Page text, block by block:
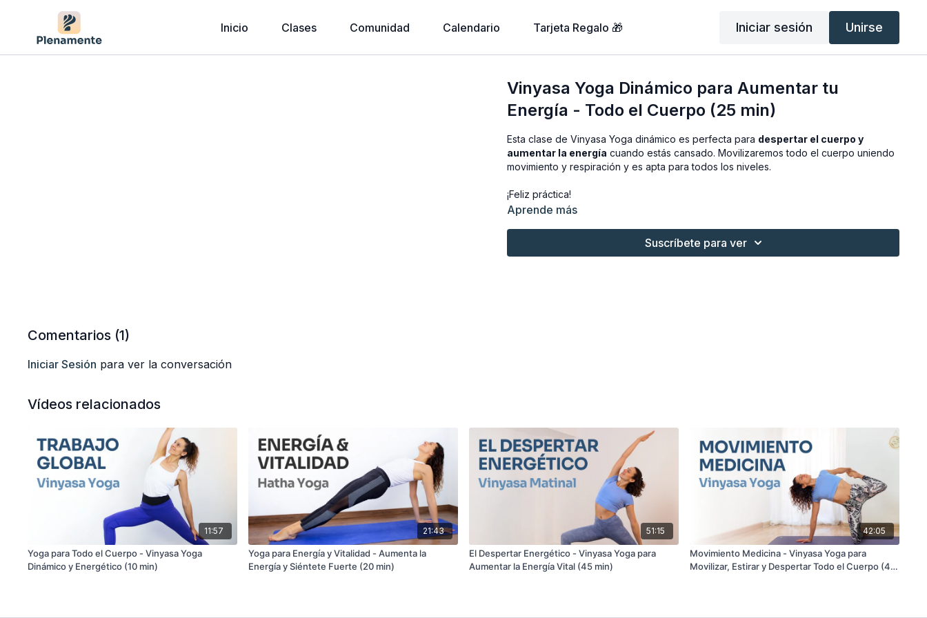
Inicio Clases Comunidad Calendario Tarjeta Regalo 🎁 Iniciar sesión Unirse
Vinyasa Yoga Dinámico para Aumentar tu
Energía - Todo el Cuerpo (25 min)
Esta clase de Vinyasa Yoga dinámico es perfecta para despertar el cuerpo y
aumentar la energía cuando estás cansado. Movilizaremos todo el cuerpo uniendo
movimiento y respiración y es apta para todos los niveles.
¡Feliz práctica!
Aprende más
Suscríbete para ver
Comentarios (1)
Iniciar Sesión para ver la conversación
Vídeos relacionados
11:57
Yoga para Todo el Cuerpo - Vinyasa Yoga
Dinámico y Energético (10 min)
21:43
Yoga para Energía y Vitalidad - Aumenta la
Energía y Siéntete Fuerte (20 min)
51:15
El Despertar Energético - Vinyasa Yoga para
Aumentar la Energía Vital (45 min)
42:05
Movimiento Medicina - Vinyasa Yoga para
Movilizar, Estirar y Despertar Todo el Cuerpo (40